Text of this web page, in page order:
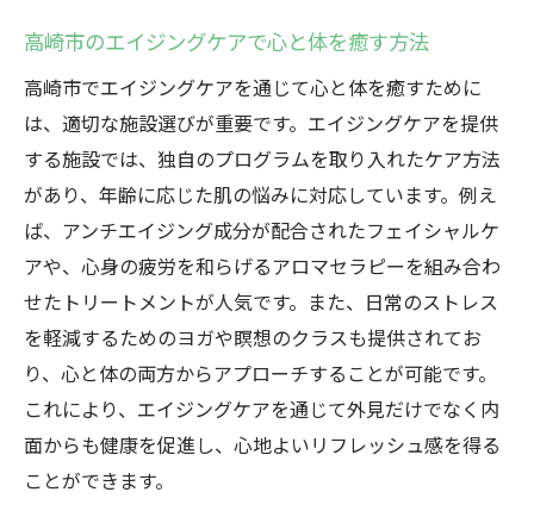
高崎市のエイジングケアで心と体を癒す方法
高崎市でエイジングケアを通じて心と体を癒すために
は、適切な施設選びが重要です。エイジングケアを提供
する施設では、独自のプログラムを取り入れたケア方法
があり、年齢に応じた肌の悩みに対応しています。例え
ば、アンチエイジング成分が配合されたフェイシャルケ
アや、心身の疲労を和らげるアロマセラピーを組み合わ
せたトリートメントが人気です。また、日常のストレス
を軽減するためのヨガや瞑想のクラスも提供されてお
り、心と体の両方からアプローチすることが可能です。
これにより、エイジングケアを通じて外見だけでなく内
面からも健康を促進し、心地よいリフレッシュ感を得る
ことができます。